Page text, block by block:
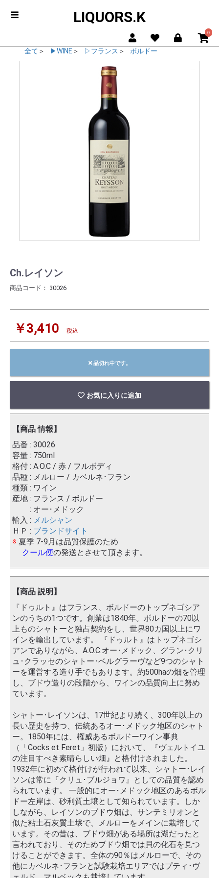
LIQUORS.K
0
全て ＞ ▶WINE ＞ ▷フランス ＞ ボルドー
Ch.レイソン
商品コード： 30026
￥3,410 税込
品切れ中です。
お気に入りに追加
【商品 情報】
品番 : 30026
容量 : 750ml
格付 : A.O.C / 赤 / フルボディ
品種 : メルロー / カベルネ･フラン
種類 : ワイン
産地 : フランス / ボルドー
: オー･メドック
輸入 : メルシャン
ＨＰ : ブランドサイト
※ 夏季 7-9月は品質保護のため
クール便の発送とさせて頂きます。
【商品 説明】
『ドゥルト』はフランス、ボルドーのトップネゴシア
ンのうちの1つです。創業は1840年。ボルドーの70以
上ものシャトーと独占契約をし、世界80カ国以上にワ
インを輸出しています。 『ドゥルト』はトップネゴシ
アンでありながら、A.O.C.オー･メドック、グラン･クリ
ュ･クラッセのシャトー･ベルグラーヴなど9つのシャト
ーを運営する造り手でもあります。約500haの畑を管理
し、ブドウ造りの段階から、ワインの品質向上に努め
ています。
シャトー･レイソンは、17世紀より続く、300年以上の
長い歴史を持つ、伝統あるオー･メドック地区のシャト
ー。1850年には、権威あるボルドーワイン事典
（「Cocks et Feret」初版）において、『ヴェルトイユ
の注目すべき素晴らしい畑』と格付けされました。
1932年に初めて格付けが行われて以来、シャトー･レイ
ソンは常に『クリュ･ブルジョワ』としての品質を認め
られています。 一般的にオー･メドック地区のあるボル
ドー左岸は、砂利質土壌として知られています。しか
しながら、レイソンのブドウ畑は、サンテミリオンと
似た粘土石灰質土壌で、メルローをメインに栽培して
います。その昔は、ブドウ畑がある場所は湖だったと
言われており、そのためブドウ畑では貝の化石を見つ
けることができます。全体の90％はメルローで、その
他にカベルネ･フランと試験栽培エリアではプティ･ヴ